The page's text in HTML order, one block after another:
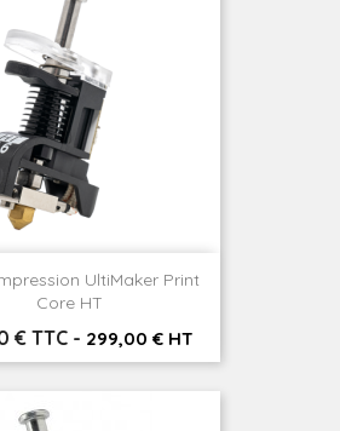
UltiMaker Print
Core HT
€ TTC - 299,00 € HT